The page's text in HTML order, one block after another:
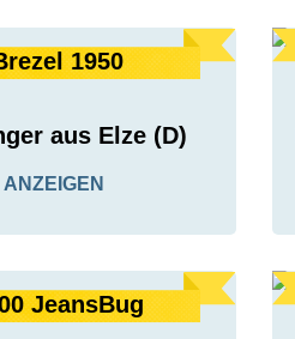
1950
aus Elze (D)
ANZEIGEN
JeansBug